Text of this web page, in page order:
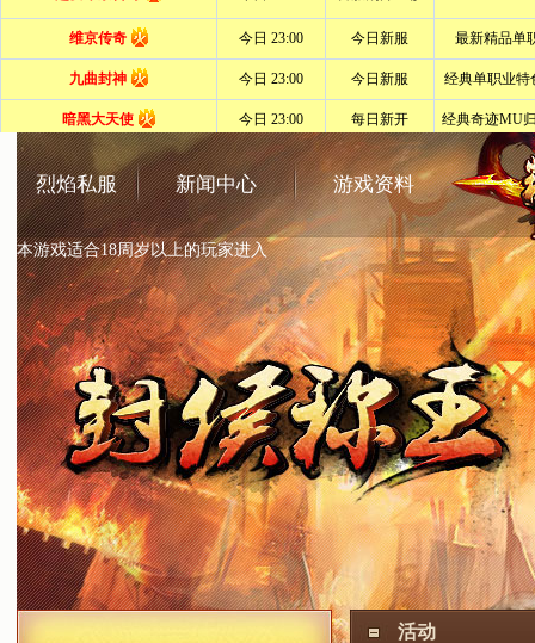
烈焰私服 新闻中心 游戏资料
本游戏适合18周岁以上的玩家进入
活动